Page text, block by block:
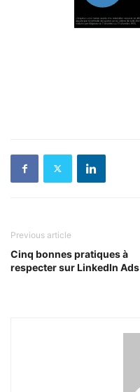
Previous article
Cinq bonnes pratiques à
respecter sur LinkedIn Ads